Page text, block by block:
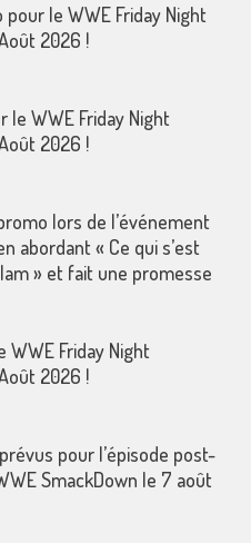
le WWE Friday Night
2026 !
le WWE Friday Night
2026 !
lors de l’événement
abordant « Ce qui s’est
» et fait une promesse
WWE Friday Night
2026 !
pour l’épisode post-
SmackDown le 7 août